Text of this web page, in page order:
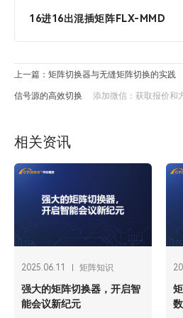
16进16出混插矩阵FLX-MMD
上一篇：矩阵切换器与无缝矩阵切换的实践
信号源的高效切换 添加微信：获取报价和
相关资讯
2025.06.11 矩阵知识
强大的矩阵切换器，开启智
能会议新纪元